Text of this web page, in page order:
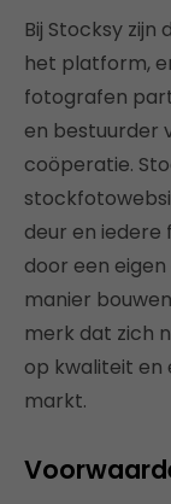
Bij Stocksy
het platform,
fotografen
en bestuurder
coöperatie.
deur en
door een
manier
merk dat zich
op kwaliteit en
markt.